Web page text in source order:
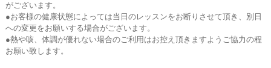
がございます。
●お客様の健康状態によっては当日のレッスンをお断りさせて頂き、別日
への変更をお願いする場合がございます。
●熱や咳、体調が優れない場合のご利用はお控え頂きますようご協力の程
お願い致します。